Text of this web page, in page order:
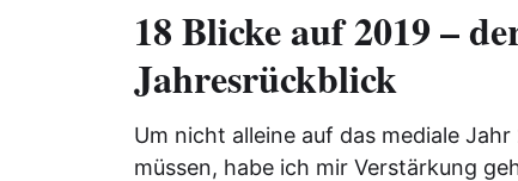
18 Blicke auf 2019 –
Jahresrückblick
Um nicht alleine auf das mediale
müssen, habe ich mir Verstärkung